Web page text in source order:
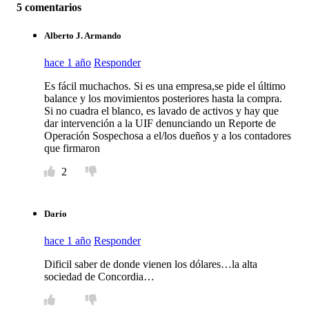
5 comentarios
Alberto J. Armando
hace 1 año Responder
Es fácil muchachos. Si es una empresa,se pide el último
balance y los movimientos posteriores hasta la compra.
Si no cuadra el blanco, es lavado de activos y hay que
dar intervención a la UIF denunciando un Reporte de
Operación Sospechosa a el/los dueños y a los contadores
que firmaron
2
Darío
hace 1 año Responder
Dificil saber de donde vienen los dólares…la alta
sociedad de Concordia…